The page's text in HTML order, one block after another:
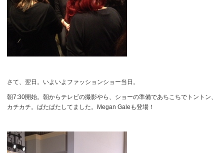
さて、翌日。いよいよファッションショー当日。
朝7:30開始。朝からテレビの撮影やら、ショーの準備であちこちでトントン、
カチカチ。ばたばたしてました。Megan Galeも登場！